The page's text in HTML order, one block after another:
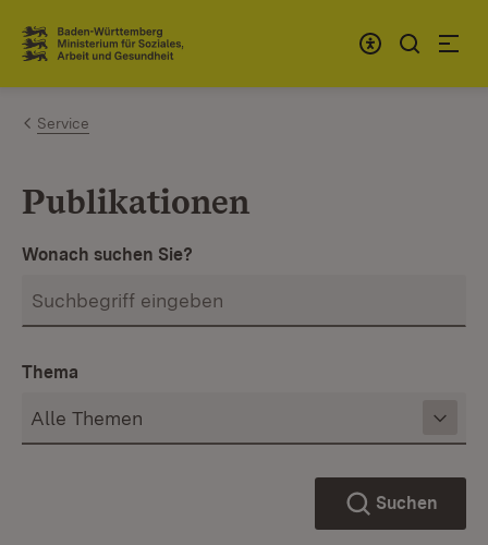
Zum Inhalt springen
Link zur Startseite
Service
Publikationen
Wonach suchen Sie?
Thema
Suchen